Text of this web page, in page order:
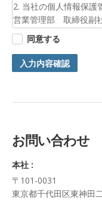
2. 当社の個人情報保護
営業管理部 取締役副
3. 個人情報の利用目的
お預かりした個人情報
します。
4. 第三者提供について
ご入力頂く個人情報は
正・追加・削除、利用
口に申し出ることがで
その際、弊社はご本人
な期間内に対応いたし
同意する
入力内容確認
お問い合わせ
本社 :
〒101-0031
東京都千代田区東神田